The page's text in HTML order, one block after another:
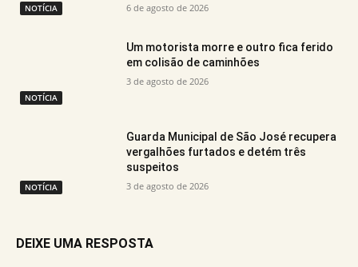
NOTÍCIA 6 de agosto de 2026
NOTÍCIA
Um motorista morre e outro fica ferido
em colisão de caminhões
3 de agosto de 2026
NOTÍCIA
Guarda Municipal de São José recupera
vergalhões furtados e detém três
suspeitos
3 de agosto de 2026
DEIXE UMA RESPOSTA